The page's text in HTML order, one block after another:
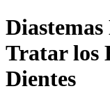
Tratar los
Dientes